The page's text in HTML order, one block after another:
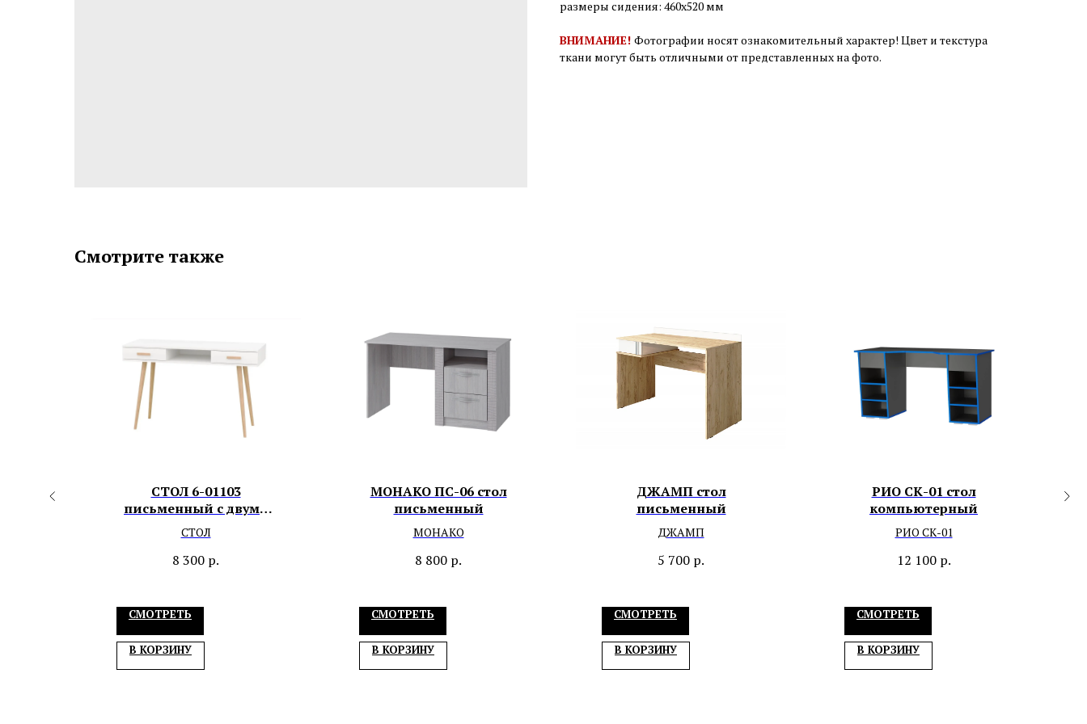
размеры сидения: 460х520 мм
ВНИМАНИЕ! Фотографии носят ознакомительный характер! Цвет и текстура
ткани могут быть отличными от представленных на фото.
Смотрите также
СТОЛ 6-01103
письменный с двумя
ящиками и нишей
СТОЛ
8 300 р.
СМОТРЕТЬ
В КОРЗИНУ
МОНАКО ПС-06 стол
письменный
МОНАКО
8 800 р.
СМОТРЕТЬ
В КОРЗИНУ
ДЖАМП стол
письменный
ДЖАМП
5 700 р.
СМОТРЕТЬ
В КОРЗИНУ
РИО СК-01 стол
компьютерный
РИО СК-01
12 100 р.
СМОТРЕТЬ
В КОРЗИНУ